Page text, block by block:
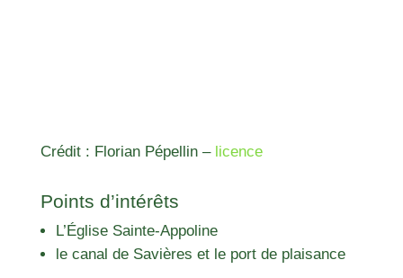
Crédit : Florian Pépellin – licence
Points d’intérêts
L’Église Sainte-Appoline
le canal de Savières et le port de plaisance